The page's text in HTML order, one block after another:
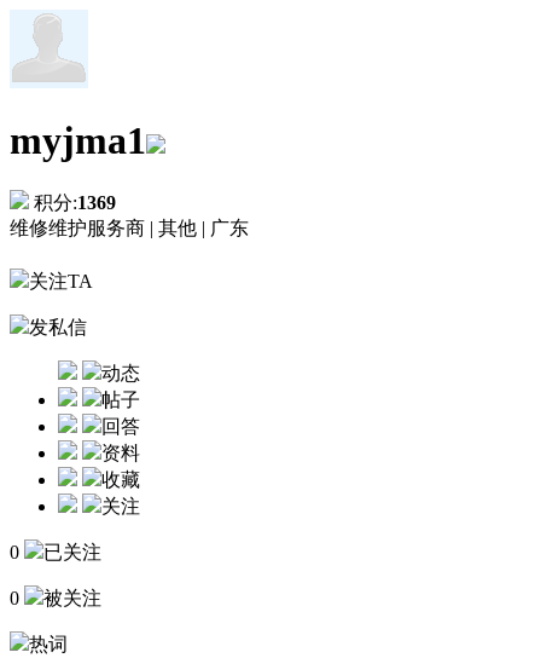
myjma1
积分:1369
维修维护服务商 | 其他 | 广东
关注TA
发私信
动态
帖子
回答
资料
收藏
关注
0 已关注
0 被关注
热词